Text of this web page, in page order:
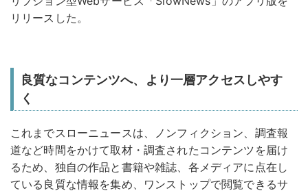
リリースした。
良質なコンテンツへ、より一層アクセスしやす
く
これまでスローニュースは、ノンフィクション、調査報
道など時間をかけて取材・調査されたコンテンツを届け
るため、独自の作品と書籍や雑誌、各メディアに点在し
ている良質な情報を集め、ワンストップで閲覧できるサ